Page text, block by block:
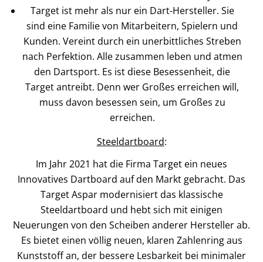
Target ist mehr als nur ein Dart-Hersteller. Sie
sind eine Familie von Mitarbeitern, Spielern und
Kunden. Vereint durch ein unerbittliches Streben
nach Perfektion. Alle zusammen leben und atmen
den Dartsport. Es ist diese Besessenheit, die
Target antreibt. Denn wer Großes erreichen will,
muss davon besessen sein, um Großes zu
erreichen.
Steeldartboard:
Im Jahr 2021 hat die Firma Target ein neues
Innovatives Dartboard auf den Markt gebracht. Das
Target Aspar modernisiert das klassische
Steeldartboard und hebt sich mit einigen
Neuerungen von den Scheiben anderer Hersteller ab.
Es bietet einen völlig neuen, klaren Zahlenring aus
Kunststoff an, der bessere Lesbarkeit bei minimaler